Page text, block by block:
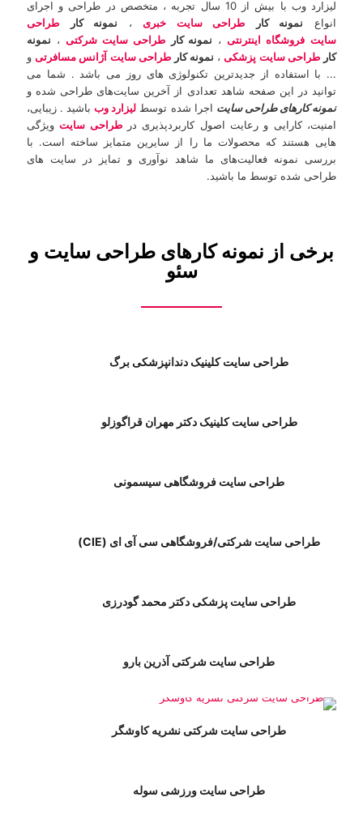
لیزارد وب با بیش از 10 سال تجربه ، متخصص در طراحی و اجرای
انواع نمونه کار طراحی سایت خبری، نمونه کار
طراحی
سایت فروشگاه اینترنتی، نمونه کار طراحی سایت شرکتی ، نمونه
کار طراحی سایت پزشکی، نمونه کار طراحی سایت آژانس مسافرتیو
... با استفاده از جدیدترین تکنولوژی های روز می باشد . شما می
توانید در این صفحه شاهد تعدادی از آخرین سایت‌های طراحی شده و
نمونه کارهای طراحی سایت اجرا شده توسط لیزارد وبباشید . زیبایی،
امنیت، کارایی و رعایت اصول کاربردپذیری درطراحی سایتویژگی
هایی هستند که محصولات ما را از سایرین متمایز ساخته است. با
بررسی نمونه فعالیت‌های ما شاهد نو‌آوری و تمایز در سایت های
طراحی شده توسط ما باشید.
برخی از نمونه کارهای طراحی سایت و
سئو
طراحی سایت کلینیک دندانپزشکی برگ
طراحی سایت کلینیک دکتر مهران قراگوزلو
طراحی سایت فروشگاهی سیسمونی
طراحی سایت شرکتی/فروشگاهی سی آی ای (CIE)
طراحی سایت پزشکی دکتر محمد گودرزی
طراحی سایت شرکتی آذرین بارو
طراحی سایت شرکتی نشریه کاوشگر
طراحی سایت ورزشی سوله